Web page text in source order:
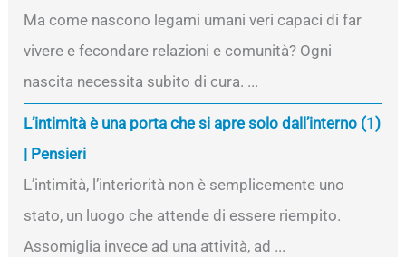
Ma come nascono legami umani veri capaci di far
vivere e fecondare relazioni e comunità? Ogni
nascita necessita subito di cura. ...
L’intimità è una porta che si apre solo dall’interno (1)
| Pensieri
L’intimità, l’interiorità non è semplicemente uno
stato, un luogo che attende di essere riempito.
Assomiglia invece ad una attività, ad ...